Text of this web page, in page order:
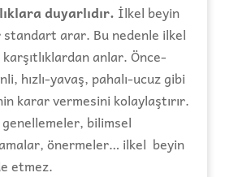
duyarlıdır. İlkel beyin
arar. Bu nedenle ilkel
anlar. Önce-
hızlı-yavaş, pahalı-ucuz gibi
karar vermesini kolaylaştırır.
bilimsel
önermeler… ilkel beyin
etmez.